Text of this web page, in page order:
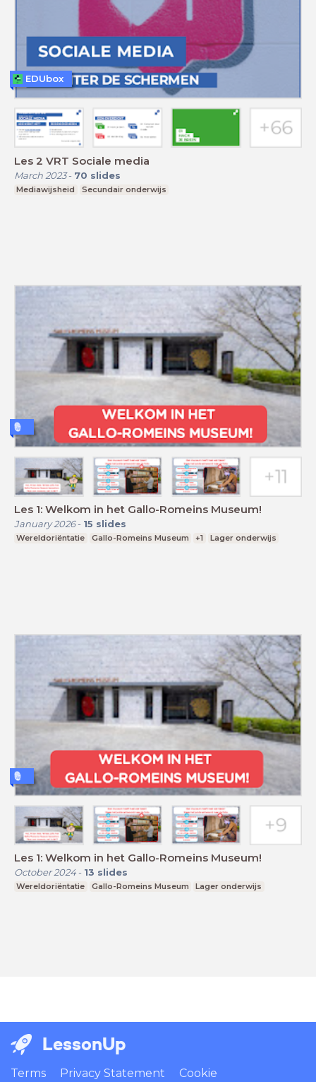
Les 2 VRT Sociale media
March 2023- 70 slides
Mediawijsheid Secundair onderwijs
EDUbox
Les 1: Welkom in het Gallo-Romeins Museum!
January 2026- 15 slides
Wereldoriëntatie Gallo-Romeins Museum +1 Lager onderwijs
Les 1: Welkom in het Gallo-Romeins Museum!
October 2024- 13 slides
Wereldoriëntatie Gallo-Romeins Museum Lager onderwijs
LessonUp
Terms Privacy Statement
Cookie